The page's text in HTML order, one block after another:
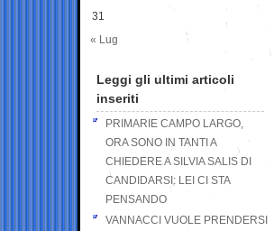
31
« Lug
Leggi gli ultimi articoli
inseriti
PRIMARIE CAMPO LARGO,
ORA SONO IN TANTI A
CHIEDERE A SILVIA SALIS DI
CANDIDARSI: LEI CI STA
PENSANDO
VANNACCI VUOLE PRENDERSI